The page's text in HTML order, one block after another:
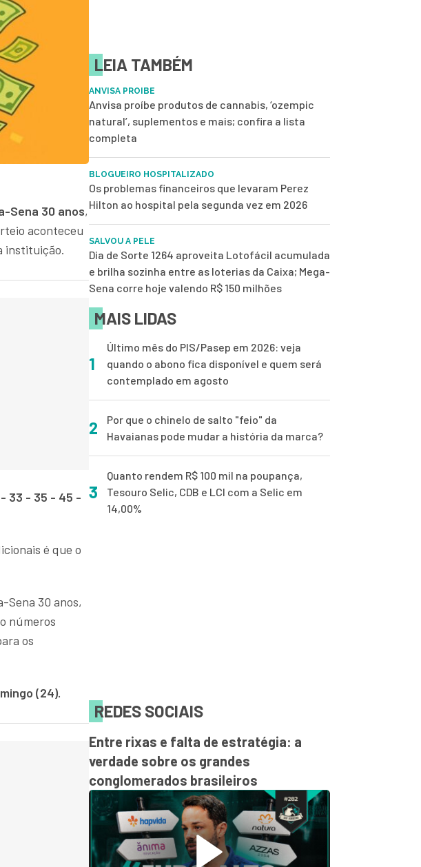
Sena 30 anos,
aconteceu
instituição.
33 - 35 - 45 -
é que o
Sena 30 anos,
números
os
(24).
LEIA TAMBÉM
ANVISA PROIBE
Anvisa proíbe produtos de cannabis, ‘ozempic
natural’, suplementos e mais; confira a lista
completa
BLOGUEIRO HOSPITALIZADO
Os problemas financeiros que levaram Perez
Hilton ao hospital pela segunda vez em 2026
SALVOU A PELE
Dia de Sorte 1264 aproveita Lotofácil acumulada
e brilha sozinha entre as loterias da Caixa; Mega-
Sena corre hoje valendo R$ 150 milhões
MAIS LIDAS
1
Último mês do PIS/Pasep em 2026: veja
quando o abono fica disponível e quem será
contemplado em agosto
2
Por que o chinelo de salto "feio" da
Havaianas pode mudar a história da marca?
3
Quanto rendem R$ 100 mil na poupança,
Tesouro Selic, CDB e LCI com a Selic em
14,00%
REDES SOCIAIS
Entre rixas e falta de estratégia: a
verdade sobre os grandes
conglomerados brasileiros